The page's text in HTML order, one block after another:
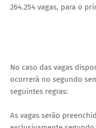
264.254 vagas, para o
No caso das vagas
ocorrerá no segundo
seguintes regras:
As vagas serão